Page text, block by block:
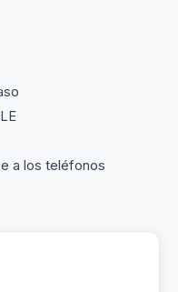
a los teléfonos